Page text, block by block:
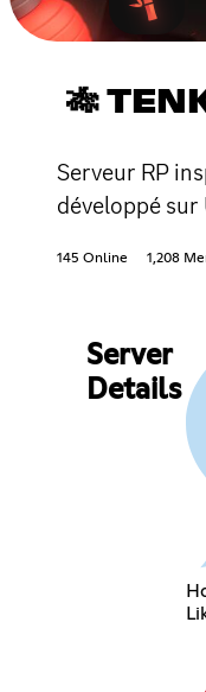
🎋
Serveur RP
développé sur
145 Online 1,208
Server
Details